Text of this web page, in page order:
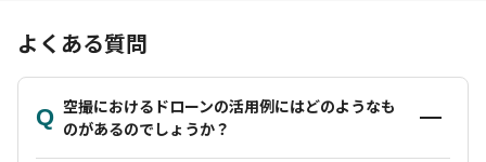
よくある質問
Q 空撮におけるドローンの活用例にはどのようなも
のがあるのでしょうか？